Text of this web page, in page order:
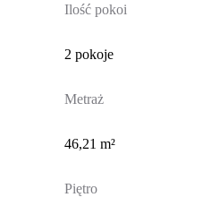
Ilość pokoi
2 pokoje
Metraż
46,21 m²
Piętro